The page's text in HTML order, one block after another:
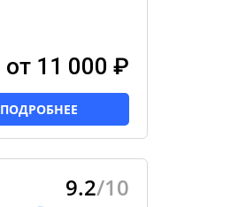
от 11 000 ₽
ПОДРОБНЕЕ
9.2/10